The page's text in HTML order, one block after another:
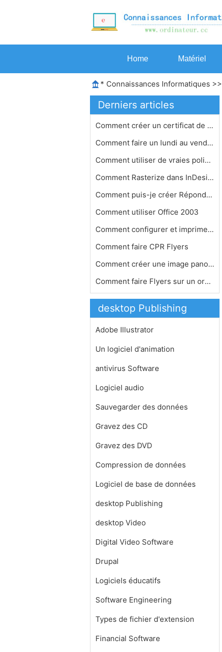
Home Matériel
* Connaissances Informatiques >>
Derniers articles
Comment créer un certificat de béb…
Comment faire un lundi au vendredi i…
Comment utiliser de vraies polices
Comment Rasterize dans InDesign
Comment puis-je créer Répondre ét…
Comment utiliser Office 2003
Comment configurer et imprimer un do…
Comment faire CPR Flyers
Comment créer une image panoramique…
Comment faire Flyers sur un ordinate…
desktop Publishing
Adobe Illustrator
Un logiciel d'animation
antivirus Software
Logiciel audio
Sauvegarder des données
Gravez des CD
Gravez des DVD
Compression de données
Logiciel de base de données
desktop Publishing
desktop Video
Digital Video Software
Drupal
Logiciels éducatifs
Software Engineering
Types de fichier d'extension
Financial Software